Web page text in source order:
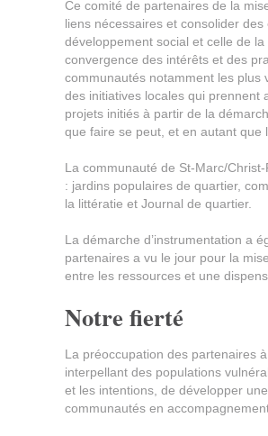
Ce comité de partenaires de la
liens nécessaires et consolider
développement social et celle de
convergence des intérêts et des
communautés notamment les plus
des initiatives locales qui prennent
projets initiés à partir de la
que faire se peut, et en autant que
La communauté de St-Marc/
: jardins populaires de quartier,
la littératie et Journal de quartier.
La démarche d’instrumentation a
partenaires a vu le jour pour la
entre les ressources et une
Notre fierté
La préoccupation des partenaires
interpellant des populations
et les intentions, de développer
communautés en